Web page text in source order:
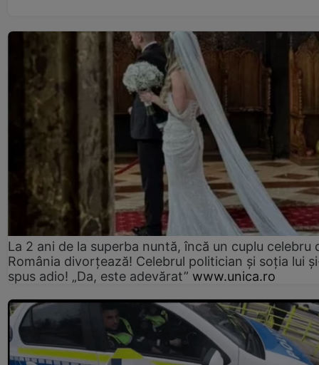
La 2 ani de la superba nuntă, încă un cuplu celebru
România divorțează! Celebrul politician și soția lui
spus adio! „Da, este adevărat” www.unica.ro